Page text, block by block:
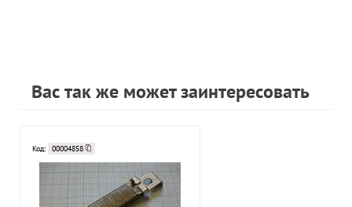
Вас так же может заинтересовать
Код: 00004858